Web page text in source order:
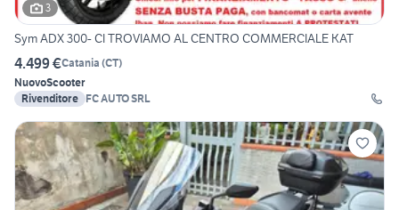
3
Sym ADX 300- CI TROVIAMO AL CENTRO COMMERCIALE KAT
4.499 €Catania (CT)
NuovoScooter
Rivenditore FC AUTO SRL